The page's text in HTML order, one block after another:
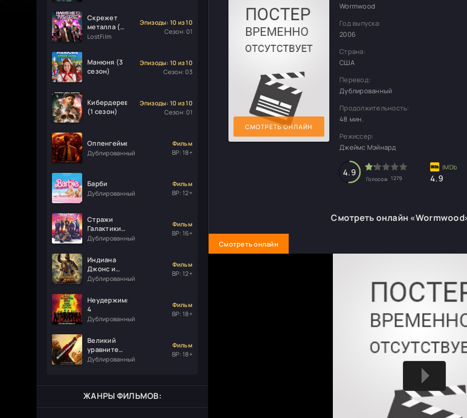
Скрежет
металла (1
сезон)
LostFilm
Эпизоды: 10 из 10
Сезон: 01
Манюня (3
сезон)
Эпизоды: 10 из 10
Сезон: 03
Кибердеревня
(1 сезон)
Эпизоды: 10 из 10
Сезон: 01
Оппенгеймер
Дублированный
Фильм
ВР: 18+
Барби
Дублированный
Фильм
ВР: 12+
Стражи
Галактики.
Часть 3
Дублированный
Фильм
ВР: 16+
Индиана
Джонс и
колесо
Дублированный
Фильм
ВР: 12+
Неудержимые
4
Дублированный
Фильм
ВР: 18+
Великий
уравнитель
3
Дублированный
Фильм
ВР: 18+
ЖАНРЫ ФИЛЬМОВ:
СМОТРЕТЬ ОНЛАЙН
Wormwood
Год выпуска:
2006
Страна:
США
Перевод:
Дублированный
Продолжительность:
48 мин.
Режиссер:
Джеймс Мэйнард
4.9
Голосов: 1279 4.9
Смотреть онлайн
Смотреть онлайн